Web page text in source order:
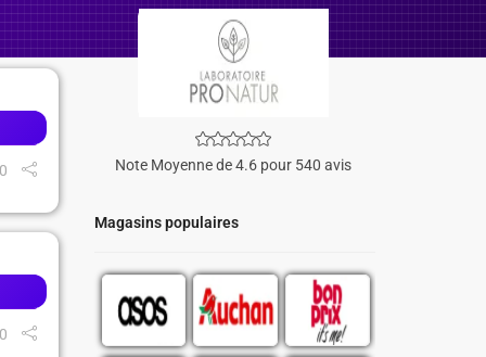
Note Moyenne de 4.6 pour 540 avis
Magasins populaires